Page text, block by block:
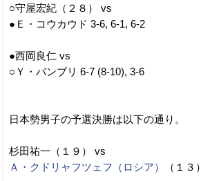
○守屋宏紀（２８） vs
●Ｅ・コウカウド 3-6, 6-1, 6-2
●西岡良仁 vs
○Ｙ・バンブリ 6-7 (8-10), 3-6
日本勢男子の予選決勝は以下の通り。
杉田祐一（１９） vs
Ａ・クドリャフツェフ（ロシア）
（１３）